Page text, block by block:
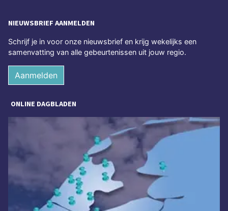
NIEUWSBRIEF AANMELDEN
Schrijf je in voor onze nieuwsbrief en krijg wekelijks een
samenvatting van alle gebeurtenissen uit jouw regio.
Aanmelden
ONLINE DAGBLADEN